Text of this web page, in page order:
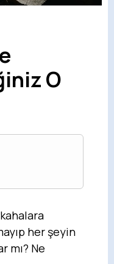
O
her şeyin
mı? Ne